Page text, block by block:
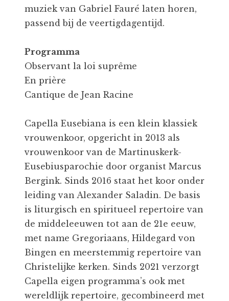
muziek van Gabriel Fauré laten horen,
passend bij de veertigdagentijd.
Programma
Observant la loi suprême
En prière
Cantique de Jean Racine
Capella Eusebiana is een klein klassiek
vrouwenkoor, opgericht in 2013 als
vrouwenkoor van de Martinuskerk-
Eusebiusparochie door organist Marcus
Bergink. Sinds 2016 staat het koor onder
leiding van Alexander Saladin. De basis
is liturgisch en spiritueel repertoire van
de middeleeuwen tot aan de 21e eeuw,
met name Gregoriaans, Hildegard von
Bingen en meerstemmig repertoire van
Christelijke kerken. Sinds 2021 verzorgt
Capella eigen programma’s ook met
wereldlijk repertoire, gecombineerd met